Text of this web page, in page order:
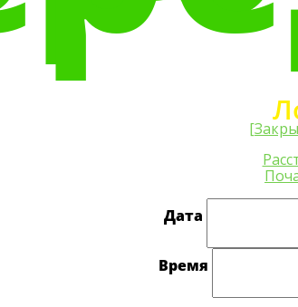
Дата
Время